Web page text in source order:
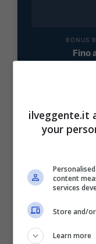
BONUS
Fino
Scommesse
BONUS
ilveggente.it
your
content
services
Store and/
Learn more